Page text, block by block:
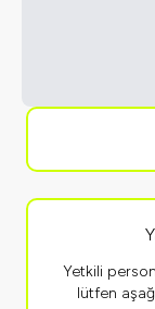
Yetkili
lütfen